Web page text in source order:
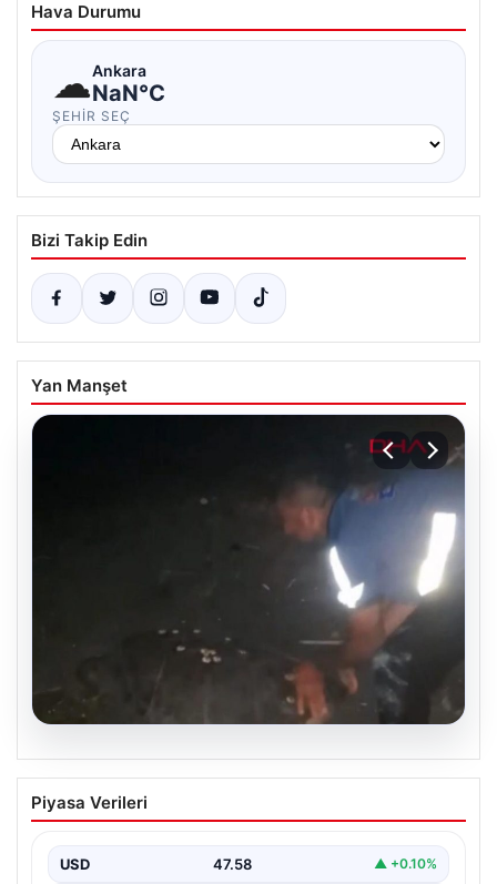
Hava Durumu
☁Ankara
NaN°C
ŞEHIR SEÇ
Bizi Takip Edin
Yan Manşet
Sahilde Yönünü Kaybeden Caretta
Caretta, Vatandaşların Çabasıyla
Hatay’ın Samandağ ilçesinde gerçekleşen bu olay,
Piyasa Verileri
USD 47.58 ▲ +0.10%